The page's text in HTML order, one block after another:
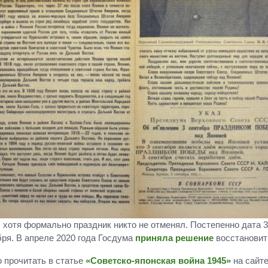
формально праздник никто не отменял. Постепенно дата
В апреле 2020 года Госдума приняла решение
в статье «Советско-японская война 1945» на